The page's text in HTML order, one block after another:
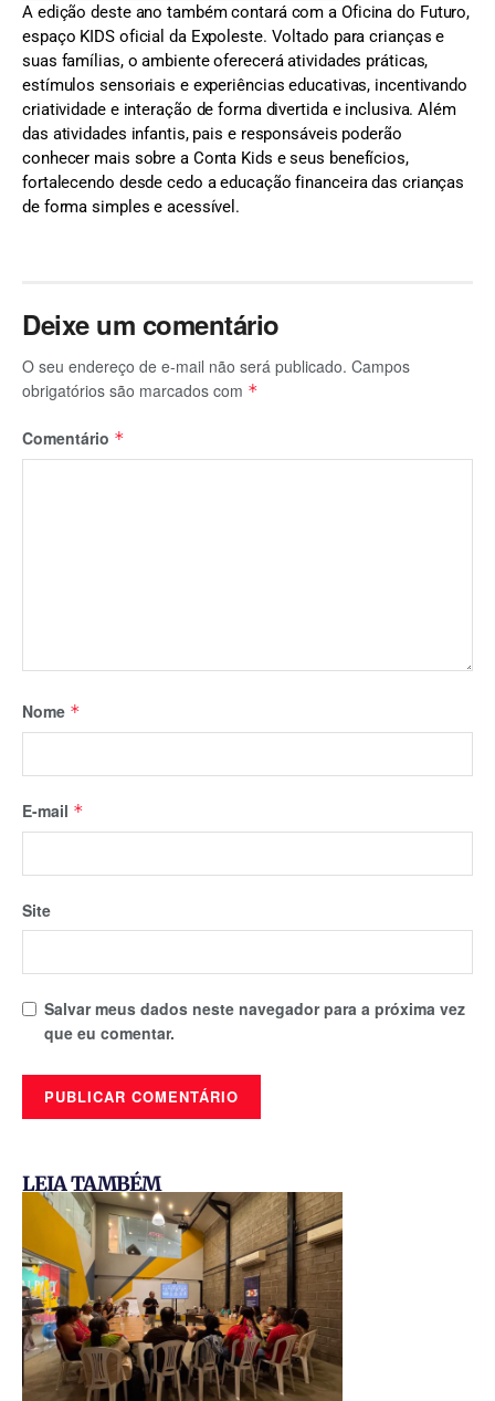
A edição deste ano também contará com a Oficina do Futuro,
espaço KIDS oficial da Expoleste. Voltado para crianças e
suas famílias, o ambiente oferecerá atividades práticas,
estímulos sensoriais e experiências educativas, incentivando
criatividade e interação de forma divertida e inclusiva. Além
das atividades infantis, pais e responsáveis poderão
conhecer mais sobre a Conta Kids e seus benefícios,
fortalecendo desde cedo a educação financeira das crianças
de forma simples e acessível.
Deixe um comentário
O seu endereço de e-mail não será publicado. Campos
obrigatórios são marcados com *
Comentário *
Nome *
E-mail *
Site
Salvar meus dados neste navegador para a próxima vez
que eu comentar.
LEIA TAMBÉM